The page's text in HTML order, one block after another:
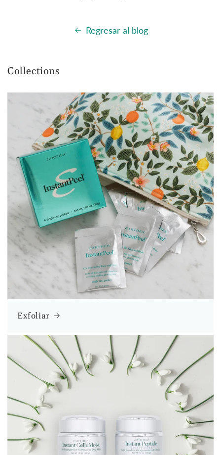
Regresar al blog
Collections
Exfoliar